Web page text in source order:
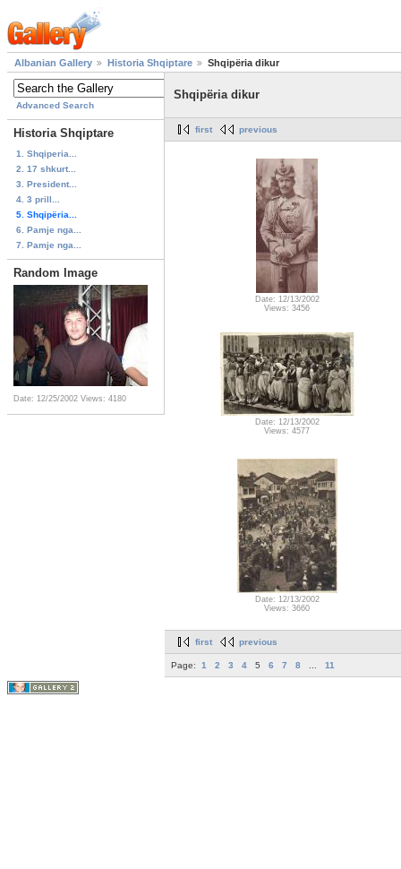
Albanian Gallery Historia Shqiptare Shqipëria dikur
Advanced Search
Historia Shqiptare
1. Shqiperia...
2. 17 shkurt...
3. President...
4. 3 prill...
5. Shqipëria...
6. Pamje nga...
7. Pamje nga...
Random Image
Date: 12/25/2002 Views: 4180
Shqipëria dikur
first previous
Date: 12/13/2002
Views: 3456
Date: 12/13/2002
Views: 4577
Date: 12/13/2002
Views: 3660
first previous
Page: 1 2 3 4 5 6 7 8 11